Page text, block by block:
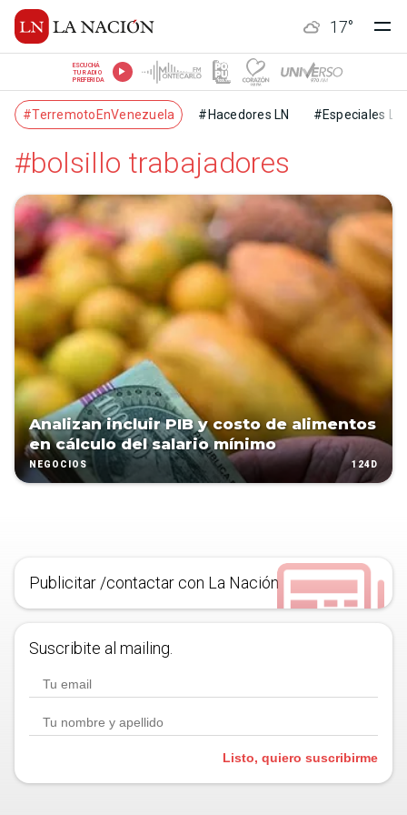
17°
ESCUCHÁ
TU RADIO
PREFERIDA
#TerremotoEnVenezuela #Hacedores LN #Especiales LN
#bolsillo trabajadores
Analizan incluir PIB y costo de alimentos
en cálculo del salario mínimo
NEGOCIOS 124D
Publicitar /contactar con La Nación
Suscribite al mailing.
Listo, quiero suscribirme